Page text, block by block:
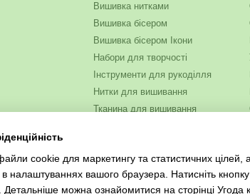
Вишивка нитками
Вишивка бісером
Вишивка бісером Ікони
Набори для творчості
Інструменти для рукоділля
Нитки для вишивання
Тканина для вишивання
Журнали для рукоділля
cookie для маркетингу та статистичних цілей,
налаштуваннях вашого браузера. Натисніть
можна ознайомитися на сторінці Угода